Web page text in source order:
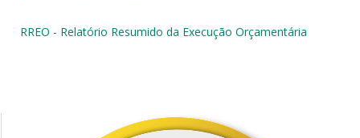
RREO - Relatório Resumido da Execução Orçamentária